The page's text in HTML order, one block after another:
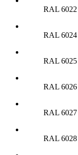
RAL 6022
RAL 6024
RAL 6025
RAL 6026
RAL 6027
RAL 6028